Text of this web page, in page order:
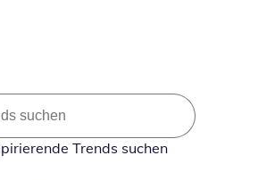
Trends suchen